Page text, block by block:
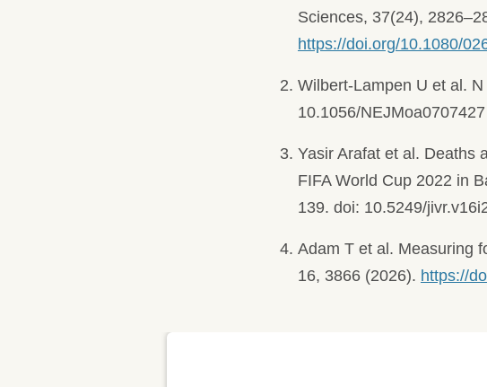
Sciences, 37(24),
https://doi.org/10.1080/
Wilbert-Lampen U et al.
10.1056/NEJMoa0707427
Yasir Arafat et al. Deaths
FIFA World Cup 2022 in
139. doi: 10.5249/
Adam T et al. Measuring
16, 3866 (2026). https://